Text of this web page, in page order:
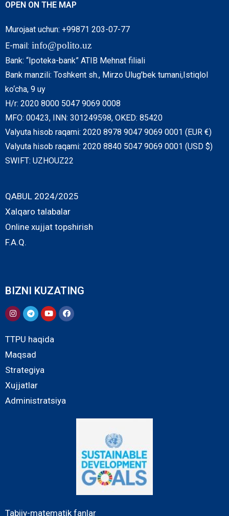
OPEN ON THE MAP
Murojaat uchun: +99871 203-07-77
E-mail: info@polito.uz
Bank: “Ipoteka-bank” ATIB Mehnat filiali
Bank manzili: Toshkent sh., Mirzo Ulug’bek tumani,Istiqlol
ko‘cha, 9 uy
H/r: 2020 8000 5047 9069 0008
MFO: 00423, INN: 301249598, OKED: 85420
Valyuta hisob raqami: 2020 8978 9047 9069 0001 (EUR €)
Valyuta hisob raqami: 2020 8840 5047 9069 0001 (USD $)
SWIFT: UZHOUZ22
QABUL 2024/2025
Xalqaro talabalar
Online xujjat topshirish
F.A.Q.
BIZNI KUZATING
TTPU haqida
Maqsad
Strategiya
Xujjatlar
Administratsiya
Tabiiy-matematik fanlar